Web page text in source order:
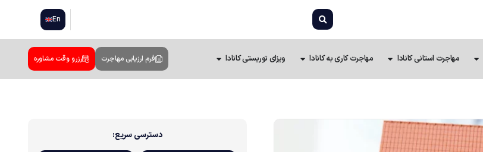
En
مهاجرت استانی کانادا مهاجرت کاری به کانادا ویزای توریستی کانادا فرم ارزیابی مهاجرت رزرو وقت مشاوره
دسترسی سریع: